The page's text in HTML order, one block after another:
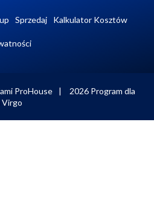
Sprzedaj Kalkulator Kosztów
ProHouse 2026 Program dla
Virgo